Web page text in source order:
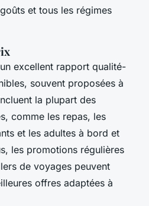
et tous les régimes
excellent rapport qualité-
souvent proposées à
la plupart des
comme les repas, les
et les adultes à bord et
les promotions régulières
de voyages peuvent
offres adaptées à